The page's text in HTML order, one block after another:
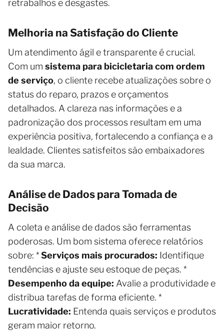
retrabalhos e desgastes.
Melhoria na Satisfação do Cliente
Um atendimento ágil e transparente é crucial.
Com um sistema para bicicletaria com ordem
de serviço, o cliente recebe atualizações sobre o
status do reparo, prazos e orçamentos
detalhados. A clareza nas informações e a
padronização dos processos resultam em uma
experiência positiva, fortalecendo a confiança e a
lealdade. Clientes satisfeitos são embaixadores
da sua marca.
Análise de Dados para Tomada de
Decisão
A coleta e análise de dados são ferramentas
poderosas. Um bom sistema oferece relatórios
sobre: *Serviços mais procurados: Identifique
tendências e ajuste seu estoque de peças. *
Desempenho da equipe: Avalie a produtividade e
distribua tarefas de forma eficiente. *
Lucratividade: Entenda quais serviços e produtos
geram maior retorno.